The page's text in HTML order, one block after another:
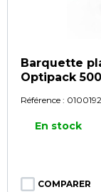
Barquette
Optipack
Référence :
En stock
COMPARER